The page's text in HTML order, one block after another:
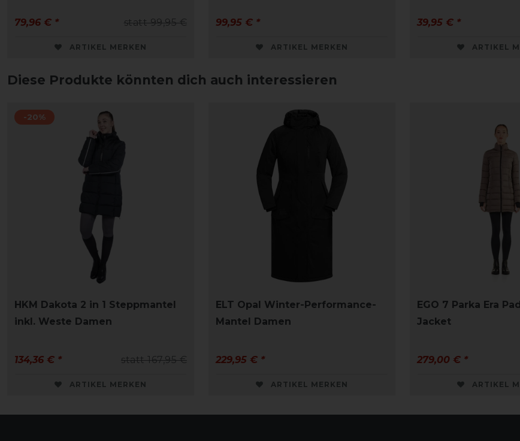
statt 99,95 €
79,96 € *
ARTIKEL MERKEN
99,95 € *
ARTIKEL MERKEN
39,95 € *
ARTIKEL
Diese Produkte könnten dich auch interessieren
-20%
HKM Dakota 2 in 1 Steppmantel
inkl. Weste Damen
statt 167,95 €
134,36 € *
ARTIKEL MERKEN
ELT Opal Winter-Performance-
Mantel Damen
229,95 € *
ARTIKEL MERKEN
EGO 7 Parka Era
Jacket
279,00 € *
ARTIKEL